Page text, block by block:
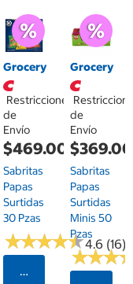
Grocery
Restricciones
de
Envío
$469.00
Sabritas
Papas
Surtidas
30 Pzas
★★★★★
★★★★★4.6 (16)
Seleccionar
Grocery
de
Envío
$369.00
Sabritas
Papas
Surtidas
Minis 50
Pzas
★★★
★★★